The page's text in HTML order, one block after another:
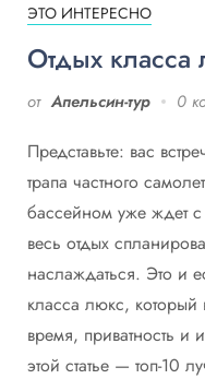
ЭТО ИНТЕРЕСНО
Отдых класса
от Апельсин-тур 0
Представьте: вас
трапа частного
бассейном уже ждет
весь отдых
наслаждаться. Это и
класса люкс, который
время, приватность и
этой статье — топ-10